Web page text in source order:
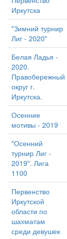
Иркутска
"Зимний турнир
Лиг - 2020"
Белая Ладья -
2020.
Правобережный
округ г.
Иркутска.
Осенние
мотивы - 2019
"Осенний
турнир Лиг -
2019". Лига
1100
Первенство
Иркутской
области по
шахматам
среди девушек